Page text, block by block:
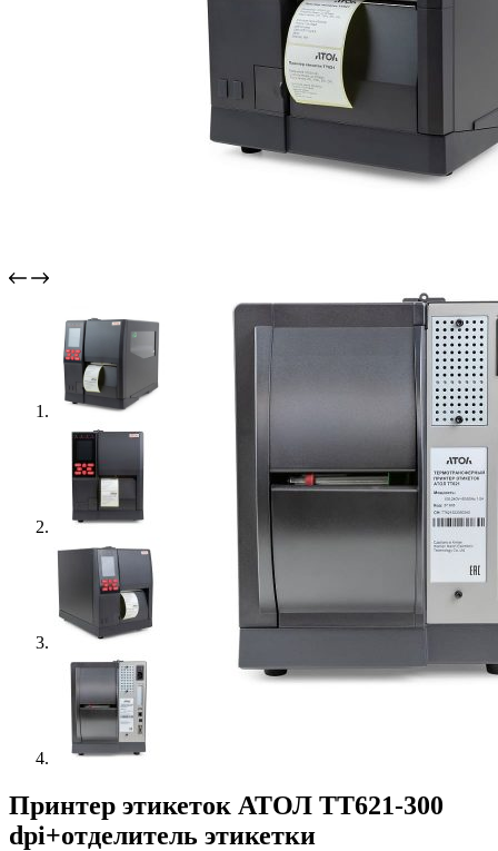
Принтер этикеток АТОЛ ТТ621-300
dpi+отделитель этикетки